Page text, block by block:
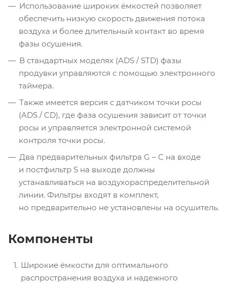
Использование широких ёмкостей позволяет
обеспечить низкую скорость движения потока
воздуха и более длительный контакт во время
фазы осушения.
В стандартных моделях (ADS / STD) фазы
продувки управляются с помощью электронного
таймера.
Также имеется версия с датчиком точки росы
(ADS / CD), где фаза осушения зависит от точки
росы и управляется электронной системой
контроля точки росы.
Два предварительных фильтра G – C на входе
и постфильтр S на выходе должны
устанавливаться на воздухораспределительной
линии. Фильтры входят в комплект,
но предварительно не установлены на осушитель.
Компоненты
Широкие ёмкости для оптимального
распространения воздуха и надежного